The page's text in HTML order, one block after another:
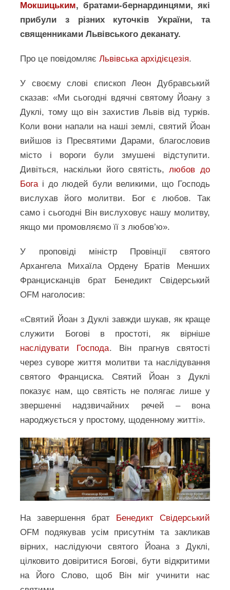
Мокшицьким, братами-бернардинцями, які
прибули з різних куточків України, та
священниками Львівського деканату.
Про це повідомляєЛьвівська архідієцезія.
У своєму слові єпископ Леон Дубравський
сказав: «Ми сьогодні вдячні святому Йоану з
Дуклі, тому що він захистив Львів від турків.
Коли вони напали на наші землі, святий Йоан
вийшов із Пресвятими Дарами, благословив
місто і вороги були змушені відступити.
Дивіться, наскільки його святість,любов до
Богаі до людей були великими, що Господь
вислухав його молитви. Бог є любов. Так
само і сьогодні Він вислуховує нашу молитву,
якщо ми промовляємо її з любов’ю».
У проповіді міністр Провінції святого
Архангела Михаїла Ордену Братів Менших
Францисканців брат Бенедикт Свідерський
OFM наголосив:
«Святий Йоан з Дуклі завжди шукав, як краще
служити Богові в простоті, як вірніше
наслідувати Господа. Він прагнув святості
через суворе життя молитви та наслідування
святого Франциска. Святий Йоан з Дуклі
показує нам, що святість не полягає лише у
звершенні надзвичайних речей – вона
народжується у простому, щоденному житті».
На завершення брат Бенедикт Свідерський
OFM подякував усім присутнім та закликав
вірних, наслідуючи святого Йоана з Дуклі,
цілковито довіритися Богові, бути відкритими
на Його Слово, щоб Він міг учинити нас